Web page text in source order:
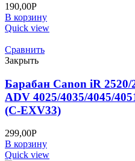
190,00Р
В корзину
Quick view
Сравнить
Закрыть
Барабан Canon iR 2520/
ADV 4025/4035/4045/
(C-EXV33)
299,00Р
В корзину
Quick view